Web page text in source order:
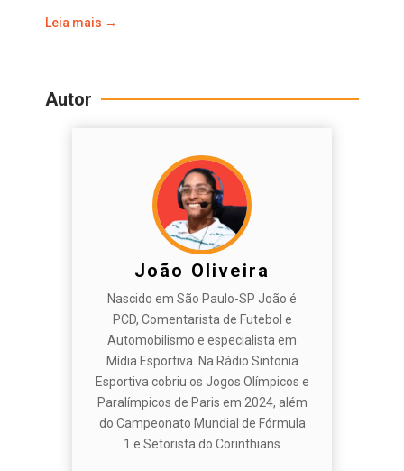
Leia mais →
Autor
João Oliveira
Nascido em São Paulo-SP João é
PCD, Comentarista de Futebol e
Automobilismo e especialista em
Mídia Esportiva. Na Rádio Sintonia
Esportiva cobriu os Jogos Olímpicos e
Paralímpicos de Paris em 2024, além
do Campeonato Mundial de Fórmula
1 e Setorista do Corinthians